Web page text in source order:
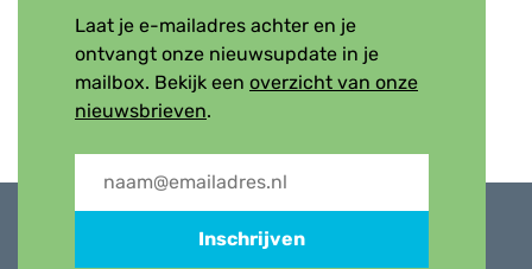
Laat je e-mailadres achter en je
ontvangt onze nieuwsupdate in je
mailbox. Bekijk een overzicht van onze
nieuwsbrieven.
Inschrijven